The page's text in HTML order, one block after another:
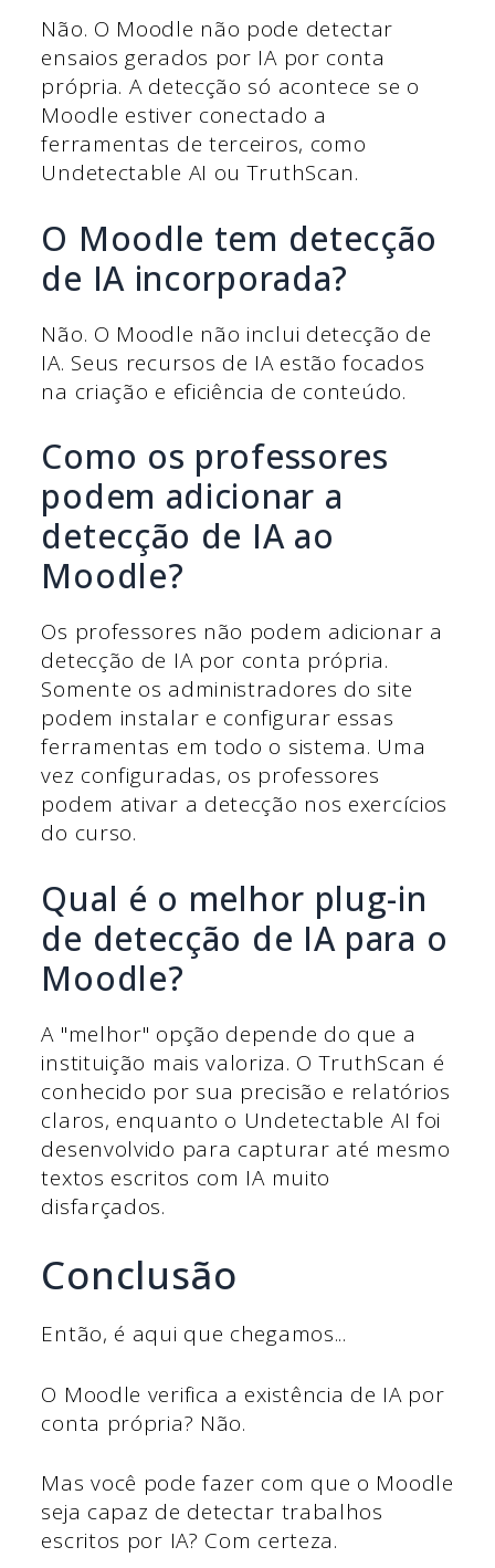
Não. O Moodle não pode detectar
ensaios gerados por IA por conta
própria. A detecção só acontece se o
Moodle estiver conectado a
ferramentas de terceiros, como
Undetectable AI ou TruthScan.
O Moodle tem detecção
de IA incorporada?
Não. O Moodle não inclui detecção de
IA. Seus recursos de IA estão focados
na criação e eficiência de conteúdo.
Como os professores
podem adicionar a
detecção de IA ao
Moodle?
Os professores não podem adicionar a
detecção de IA por conta própria.
Somente os administradores do site
podem instalar e configurar essas
ferramentas em todo o sistema. Uma
vez configuradas, os professores
podem ativar a detecção nos exercícios
do curso.
Qual é o melhor plug-in
de detecção de IA para o
Moodle?
A "melhor" opção depende do que a
instituição mais valoriza. O TruthScan é
conhecido por sua precisão e relatórios
claros, enquanto o Undetectable AI foi
desenvolvido para capturar até mesmo
textos escritos com IA muito
disfarçados.
Conclusão
Então, é aqui que chegamos...
O Moodle verifica a existência de IA por
conta própria? Não.
Mas você pode fazer com que o Moodle
seja capaz de detectar trabalhos
escritos por IA? Com certeza.